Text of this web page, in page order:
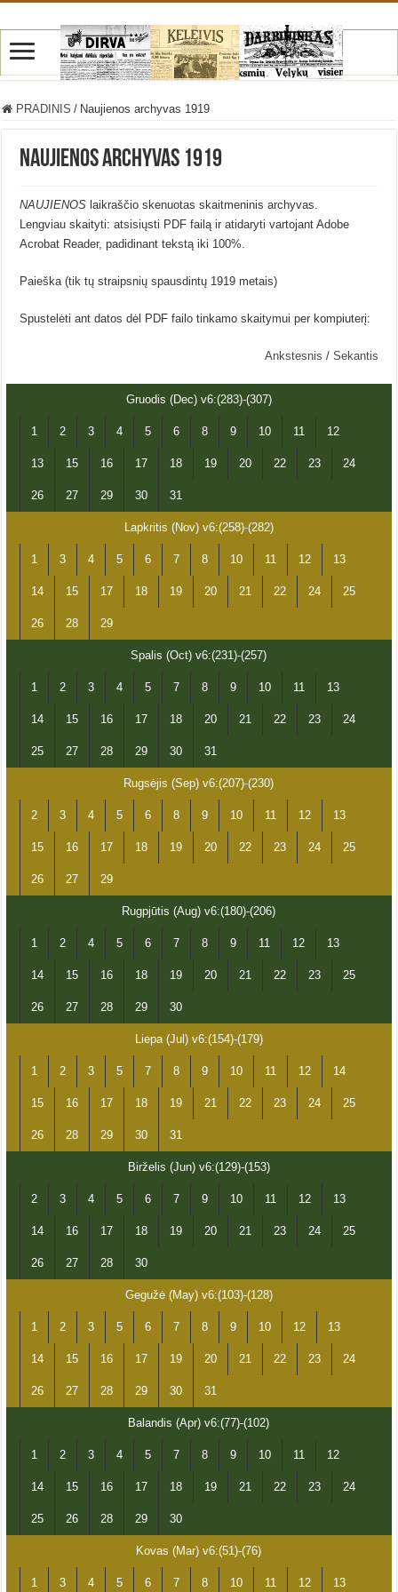
PRADINIS / Naujienos archyvas 1919
Naujienos archyvas 1919
NAUJIENOS laikraščio skenuotas skaitmeninis archyvas.
Lengviau skaityti: atsisiųsti PDF failą ir atidaryti vartojant Adobe
Acrobat Reader, padidinant tekstą iki 100%.
Paieška (tik tų straipsnių spausdintų 1919 metais)
Spustelėti ant datos dėl PDF failo tinkamo skaitymui per kompiuterį:
Ankstesnis / Sekantis
Gruodis (Dec) v6:(283)-(307)
1 2 3 4 5 6 8 9 10 11 12
13 15 16 17 18 19 20 22 23 24
26 27 29 30 31
Lapkritis (Nov) v6:(258)-(282)
1 3 4 5 6 7 8 10 11 12 13
14 15 17 18 19 20 21 22 24 25
26 28 29
Spalis (Oct) v6:(231)-(257)
1 2 3 4 5 7 8 9 10 11 13
14 15 16 17 18 20 21 22 23 24
25 27 28 29 30 31
Rugsėjis (Sep) v6:(207)-(230)
2 3 4 5 6 8 9 10 11 12 13
15 16 17 18 19 20 22 23 24 25
26 27 29
Rugpjūtis (Aug) v6:(180)-(206)
1 2 4 5 6 7 8 9 11 12 13
14 15 16 18 19 20 21 22 23 25
26 27 28 29 30
Liepa (Jul) v6:(154)-(179)
1 2 3 5 7 8 9 10 11 12 14
15 16 17 18 19 21 22 23 24 25
26 28 29 30 31
Birželis (Jun) v6:(129)-(153)
2 3 4 5 6 7 9 10 11 12 13
14 16 17 18 19 20 21 23 24 25
26 27 28 30
Gegužė (May) v6:(103)-(128)
1 2 3 5 6 7 8 9 10 12 13
14 15 16 17 19 20 21 22 23 24
26 27 28 29 30 31
Balandis (Apr) v6:(77)-(102)
1 2 3 4 5 7 8 9 10 11 12
14 15 16 17 18 19 21 22 23 24
25 26 28 29 30
Kovas (Mar) v6:(51)-(76)
1 3 4 5 6 7 8 10 11 12 13